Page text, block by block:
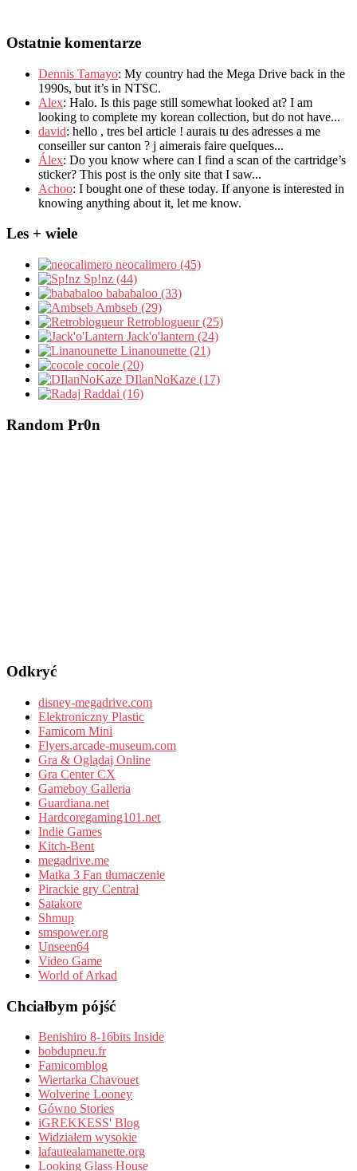
Ostatnie komentarze
Dennis Tamayo: My country had the Mega Drive back in the
1990s, but it’s in NTSC.
Alex: Halo. Is this page still somewhat looked at? I am
looking to complete my korean collection, but do not have...
david: hello , tres bel article ! aurais tu des adresses a me
conseiller sur canton ? j aimerais faire quelques...
Álex: Do you know where can I find a scan of the cartridge’s
sticker? This post is the only site that I saw...
Achoo: I bought one of these today. If anyone is interested in
knowing anything about it, let me know.
Les + wiele
neocalimero (45)
Sp!nz (44)
bababaloo (33)
Ambseb (29)
Retroblogueur (25)
Jack'o'lantern (24)
Linanounette (21)
cocole (20)
DIlanNoKaze (17)
Raddai (16)
Random Pr0n
Odkryć
disney-megadrive.com
Elektroniczny Plastic
Famicom Mini
Flyers.arcade-museum.com
Gra & Oglądaj Online
Gra Center CX
Gameboy Galleria
Guardiana.net
Hardcoregaming101.net
Indie Games
Kitch-Bent
megadrive.me
Matka 3 Fan tłumaczenie
Pirackie gry Central
Satakore
Shmup
smspower.org
Unseen64
Video Game
World of Arkad
Chciałbym pójść
Benishiro 8-16bits Inside
bobdupneu.fr
Famicomblog
Wiertarka Chavouet
Wolverine Looney
Gówno Stories
iGREKKESS' Blog
Widziałem wysokie
lafautealamanette.org
Looking Glass House